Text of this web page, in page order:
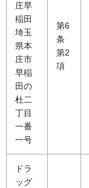
庄早
稲田
埼玉
県本
庄市
早稲
田の
杜二
丁目
一番
一号
第6
条
第2
項
ドラ
ッグ